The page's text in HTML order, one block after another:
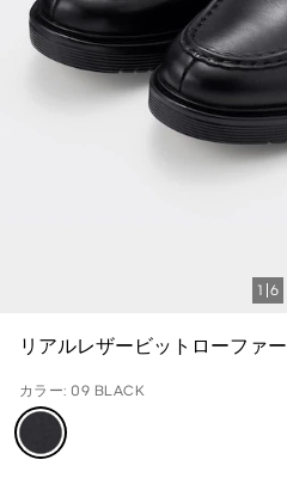
1 6
リアルレザービットローファー
カラー: 09 BLACK